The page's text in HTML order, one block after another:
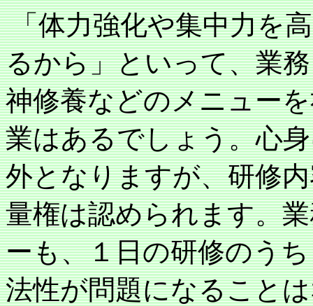
「体力強化や集中力を
るから」といって、業
神修養などのメニュー
業はあるでしょう。心
外となりますが、研修
量権は認められます。
ーも、１日の研修のう
法性が問題になること